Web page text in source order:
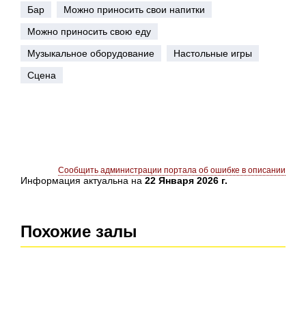
Бар
Можно приносить свои напитки
Можно приносить свою еду
Музыкальное оборудование
Настольные игры
Сцена
Сообщить администрации портала об ошибке в описании
Информация актуальна на 22 Января 2026 г.
Похожие залы